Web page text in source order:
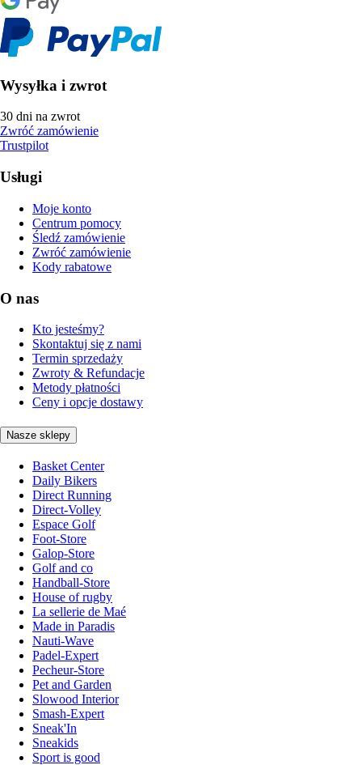
Wysyłka i zwrot
30 dni na zwrot
Zwróć zamówienie
Trustpilot
Usługi
Moje konto
Centrum pomocy
Śledź zamówienie
Zwróć zamówienie
Kody rabatowe
O nas
Kto jesteśmy?
Skontaktuj się z nami
Termin sprzedaży
Zwroty & Refundacje
Metody płatności
Ceny i opcje dostawy
Nasze sklepy
Basket Center
Daily Bikers
Direct Running
Direct-Volley
Espace Golf
Foot-Store
Galop-Store
Golf and co
Handball-Store
House of rugby
La sellerie de Maé
Made in Paradis
Nauti-Wave
Padel-Expert
Pecheur-Store
Pet and Garden
Slowood Interior
Smash-Expert
Sneak'In
Sneakids
Sport is good